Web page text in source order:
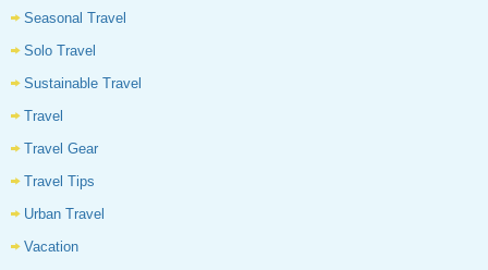
Seasonal Travel
Solo Travel
Sustainable Travel
Travel
Travel Gear
Travel Tips
Urban Travel
Vacation